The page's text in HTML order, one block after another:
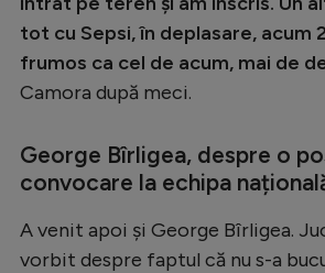
Intră în cont
Creează cont
tot cu Sepsi, în deplasare, acum
frumos ca cel de acum, mai de
Camora după meci.
George Bîrligea, despre o
convocare la echipa
A venit apoi și George Bîrligea.
vorbit despre faptul că nu s-a